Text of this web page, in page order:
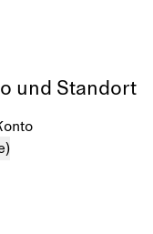
und Standort